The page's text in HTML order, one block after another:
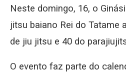
Neste domingo, 16, o
jitsu baiano Rei do Tatame
de jiu jitsu e 40 do
O evento faz parte do